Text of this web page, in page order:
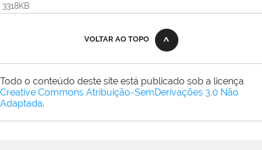
3318KB
VOLTAR AO TOPO
Todo o conteúdo deste site está publicado sob a licença
Creative Commons Atribuição-SemDerivações 3.0 Não
Adaptada.